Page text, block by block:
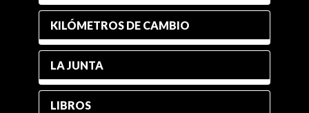
KILÓMETROS DE CAMBIO
LA JUNTA
LIBROS